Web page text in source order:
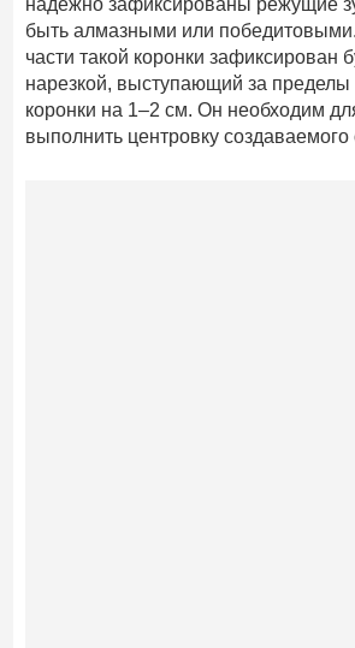
быть алмазными или
части такой коронки зафиксирован
нарезкой, выступающий за
коронки на 1–2 см. Он необходим
выполнить центровку создаваемого